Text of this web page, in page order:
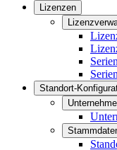
Lizenzen
Standort-